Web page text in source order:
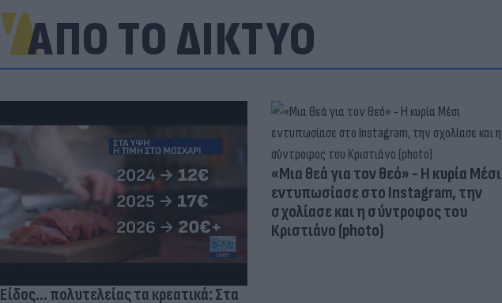
ΑΠΟ ΤΟ ΔΙΚΤΥΟ
Είδος... πολυτελείας τα κρεατικά: Στα
«Μια θεά για τον θεό» - Η κυρία Μέσι
εντυπωσίασε στο Instagram, την
σχολίασε και η σύντροφος του
Κριστιάνο (photo)